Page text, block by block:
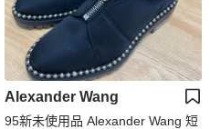
Alexander Wang
95新未使用品 Alexander Wang 短